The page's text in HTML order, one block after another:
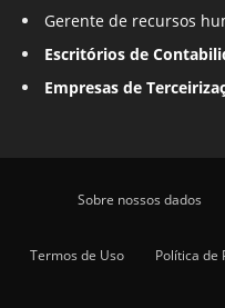
Gerente de recursos
Escritórios de
Empresas de
Sobre nossos dados
Termos de Uso Política de